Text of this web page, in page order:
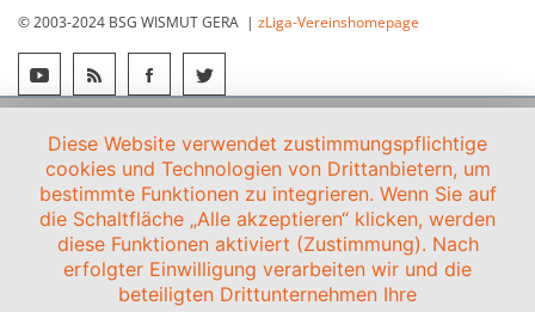
© 2003-2024 BSG WISMUT GERA | zLiga-Vereinshomepage
Diese Website verwendet zustimmungspflichtige
cookies und Technologien von Drittanbietern, um
bestimmte Funktionen zu integrieren. Wenn Sie auf
die Schaltfläche „Alle akzeptieren“ klicken, werden
diese Funktionen aktiviert (Zustimmung). Nach
erfolgter Einwilligung verarbeiten wir und die
beteiligten Drittunternehmen Ihre